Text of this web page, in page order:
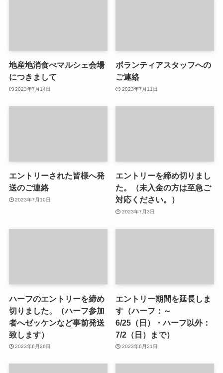
地産地消食べマルシェ会場
につきまして
2023年7月14日
ボランティアスタッフへの
ご連絡
2023年7月11日
エントリーされた皆様へ発
送のご連絡
2023年7月10日
エントリーを締め切りまし
た。（未入金の方は至急ご
対応ください。）
2023年7月3日
ハーフのエントリーを締め
切りました。（ハーフ参加
者へゼッケンなど事前発送
致します）
2023年6月26日
エントリー期間を延長しま
す（ハーフ：～
6/25（日）・ハーフ以外：
7/2（日）まで）
2023年6月21日